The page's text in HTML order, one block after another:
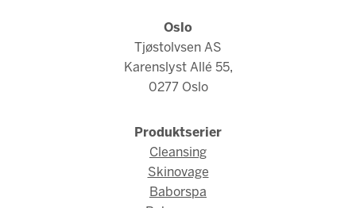
Oslo
Tjøstolvsen AS
Karenslyst Allé 55,
0277 Oslo
Produktserier
Cleansing
Skinovage
Baborspa